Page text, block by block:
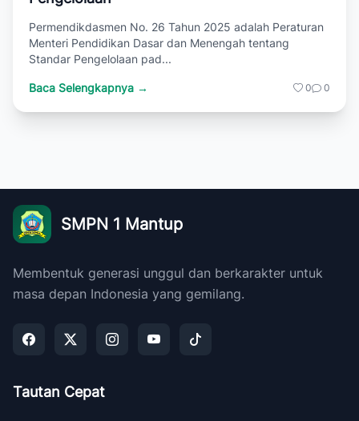
Permendikdasmen No. 26 Tahun 2025 adalah Peraturan
Menteri Pendidikan Dasar dan Menengah tentang
Standar Pengelolaan pad...
Baca Selengkapnya → 0 0
SMPN 1 Mantup
Membentuk generasi unggul dan berkarakter untuk
masa depan Indonesia yang gemilang.
Tautan Cepat